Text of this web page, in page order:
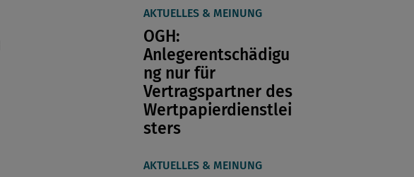
AKTUELLES & MEINUNG
OGH:
Anlegerentschädigu
ng nur für
Vertragspartner des
Wertpapierdienstlei
sters
AKTUELLES & MEINUNG